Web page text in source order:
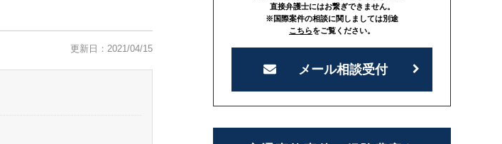
更新日：2021/04/15
直接弁護士にはお繋ぎできません。
※国際案件の相談に関しましては別途
こちらをご覧ください。
メール相談受付